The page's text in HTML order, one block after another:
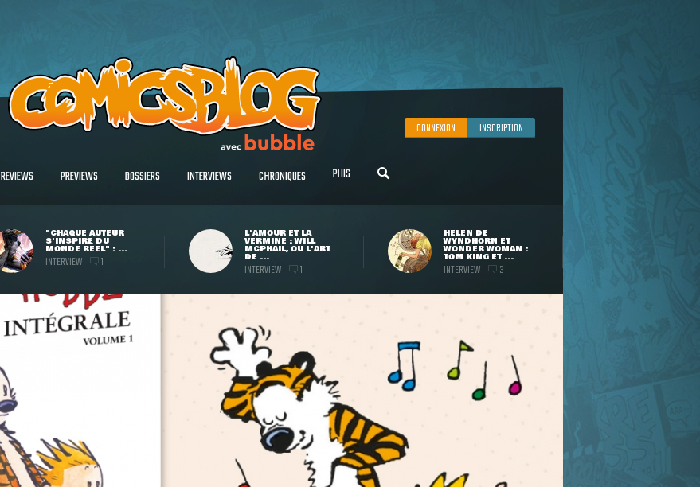
CONNEXION INSCRIPTION
REVIEWS PREVIEWS DOSSIERS INTERVIEWS CHRONIQUES PLUS
"CHAQUE AUTEUR
S'INSPIRE DU
MONDE RÉEL" : ...
INTERVIEW 1
L'AMOUR ET LA
VERMINE : WILL
MCPHAIL, OU L'ART
DE ...
INTERVIEW 1
HELEN DE
WYNDHORN ET
WONDER WOMAN :
TOM KING ET ...
INTERVIEW 3